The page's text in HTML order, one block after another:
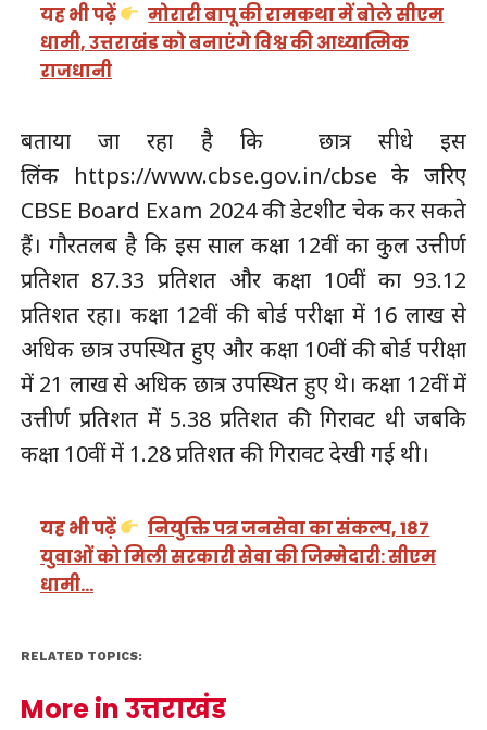
यह भी पढ़ें
मोरारी बापू की रामकथा में बोले सीएम
धामी, उत्तराखंड को बनाएंगे विश्व की आध्यात्मिक
राजधानी
बताया जा रहा है कि छात्र सीधे इस
लिंक https://www.cbse.gov.in/cbse के जरिए
CBSE Board Exam 2024 की डेटशीट चेक कर सकते
हैं। गौरतलब है कि इस साल कक्षा 12वीं का कुल उत्तीर्ण
प्रतिशत 87.33 प्रतिशत और कक्षा 10वीं का 93.12
प्रतिशत रहा। कक्षा 12वीं की बोर्ड परीक्षा में 16 लाख से
अधिक छात्र उपस्थित हुए और कक्षा 10वीं की बोर्ड परीक्षा
में 21 लाख से अधिक छात्र उपस्थित हुए थे। कक्षा 12वीं में
उत्तीर्ण प्रतिशत में 5.38 प्रतिशत की गिरावट थी जबकि
कक्षा 10वीं में 1.28 प्रतिशत की गिरावट देखी गई थी।
यह भी पढ़ें
नियुक्ति पत्र जनसेवा का संकल्प, 187
युवाओं को मिली सरकारी सेवा की जिम्मेदारी: सीएम
धामी…
RELATED TOPICS:
More in उत्तराखंड